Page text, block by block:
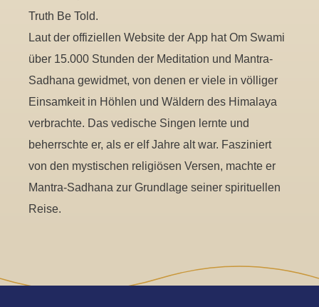
Truth Be Told.
Laut der offiziellen Website der App hat Om Swami
über 15.000 Stunden der Meditation und Mantra-
Sadhana gewidmet, von denen er viele in völliger
Einsamkeit in Höhlen und Wäldern des Himalaya
verbrachte. Das vedische Singen lernte und
beherrschte er, als er elf Jahre alt war. Fasziniert
von den mystischen religiösen Versen, machte er
Mantra-Sadhana zur Grundlage seiner spirituellen
Reise.